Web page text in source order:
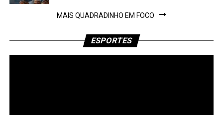
MAIS QUADRADINHO EM FOCO
ESPORTES